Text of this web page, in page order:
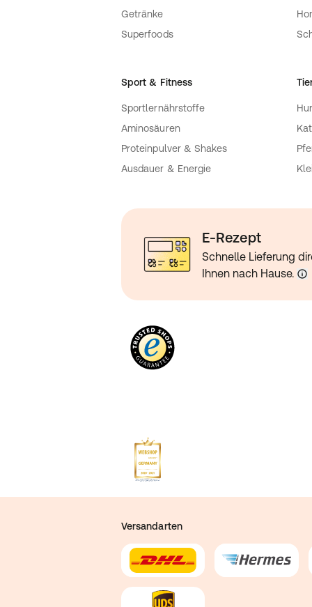
Getränke
Superfoods
Sport & Fitness
Sportlernährstoffe
Aminosäuren
Proteinpulver & Shakes
Ausdauer & Energie
E-Rezept
Schnelle Lieferung
Ihnen nach Hause.
Versandarten